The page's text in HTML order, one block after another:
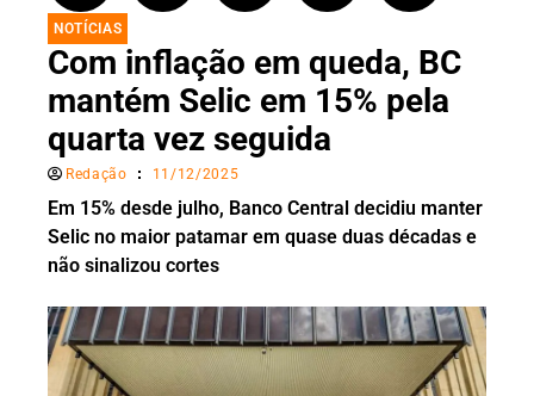
NOTÍCIAS
Com inflação em queda, BC
mantém Selic em 15% pela
quarta vez seguida
Redação 11/12/2025
Em 15% desde julho, Banco Central decidiu manter
Selic no maior patamar em quase duas décadas e
não sinalizou cortes